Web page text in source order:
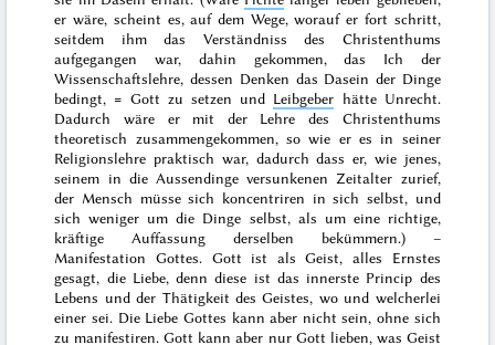
er wäre, scheint es, auf dem Wege, worauf er fort schritt,
seitdem ihm das Verständniss des Christenthums
aufgegangen war, dahin gekommen, das Ich der
Wissenschaftslehre, dessen Denken das Dasein der Dinge
bedingt, = Gott zu setzen und Leibgeber hätte Unrecht.
Dadurch wäre er mit der Lehre des Christenthums
theoretisch zusammengekommen, so wie er es in seiner
Religionslehre praktisch war, dadurch dass er, wie jenes,
seinem in die Aussendinge versunkenen Zeitalter zurief,
der Mensch müsse sich koncentriren in sich selbst, und
sich weniger um die Dinge selbst, als um eine richtige,
kräftige Auffassung derselben bekümmern.) –
Manifestation Gottes. Gott ist als Geist, alles Ernstes
gesagt, die Liebe, denn diese ist das innerste Princip des
Lebens und der Thätigkeit des Geistes, wo und welcherlei
einer sei. Die Liebe Gottes kann aber nicht sein, ohne sich
zu manifestiren. Gott kann aber nur Gott lieben, was Geist